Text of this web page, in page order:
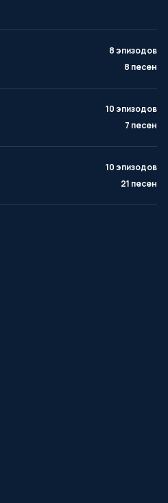
8 эпизодов
8 песен
10 эпизодов
7 песен
10 эпизодов
21 песен